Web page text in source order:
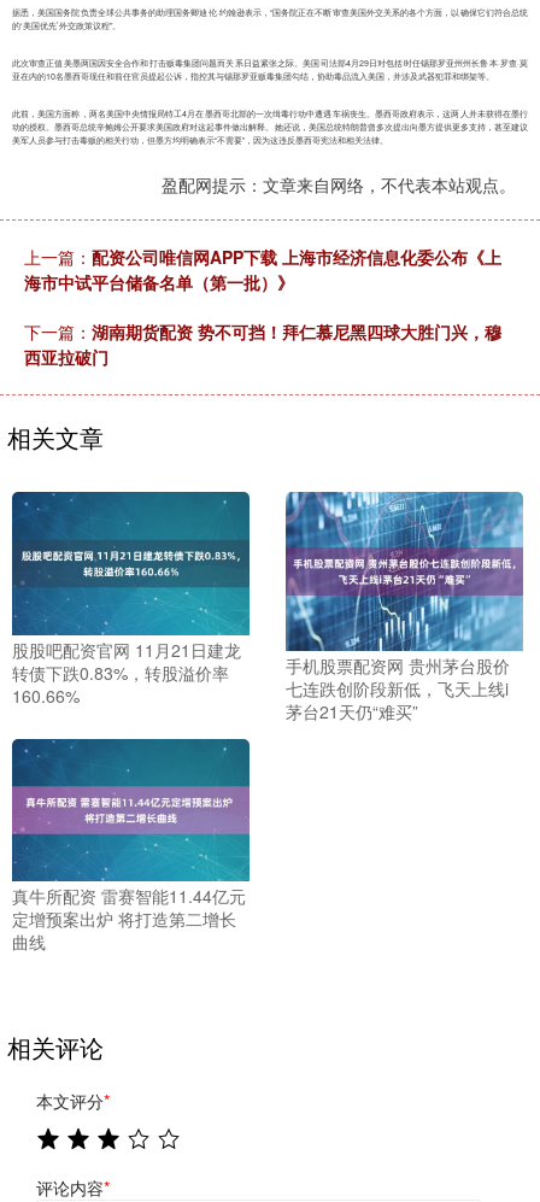
据悉，美国国务院负责全球公共事务的助理国务卿迪伦·约翰逊表示，“国务院正在不断审查美国外交关系的各个方面，以确保它们符合总统
的‘美国优先’外交政策议程”。
此次审查正值美墨两国因安全合作和打击贩毒集团问题而关系日益紧张之际。美国司法部4月29日对包括时任锡那罗亚州州长鲁本·罗查·莫
亚在内的10名墨西哥现任和前任官员提起公诉，指控其与锡那罗亚贩毒集团勾结，协助毒品流入美国，并涉及武器犯罪和绑架等。
此前，美国方面称，两名美国中央情报局特工4月在墨西哥北部的一次缉毒行动中遭遇车祸丧生。墨西哥政府表示，这两人并未获得在墨行
动的授权。墨西哥总统辛鲍姆公开要求美国政府对这起事件做出解释。她还说，美国总统特朗普曾多次提出向墨方提供更多支持，甚至建议
美军人员参与打击毒贩的相关行动，但墨方均明确表示“不需要”，因为这违反墨西哥宪法和相关法律。
盈配网提示：文章来自网络，不代表本站观点。
上一篇： 配资公司唯信网APP下载 上海市经济信息化委公布《上
海市中试平台储备名单（第一批）》
下一篇： 湖南期货配资 势不可挡！拜仁慕尼黑四球大胜门兴，穆
西亚拉破门
相关文章
股股吧配资官网 11月21日建龙
转债下跌0.83%，转股溢价率
160.66%
手机股票配资网 贵州茅台股价
七连跌创阶段新低，飞天上线i
茅台21天仍“难买”
真牛所配资 雷赛智能11.44亿元
定增预案出炉 将打造第二增长
曲线
相关评论
本文评分*
评论内容*